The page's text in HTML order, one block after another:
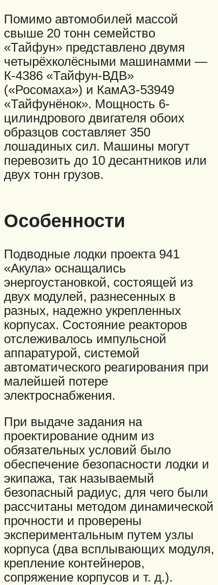
Помимо автомобилей массой
свыше 20 тонн семейство
«Тайфун» представлено двумя
четырёхколёсными машинамми —
К-4386 «Тайфун-ВДВ»
(«Росомаха») и КамАЗ-53949
«Тайфунёнок». Мощность 6-
цилиндрового двигателя обоих
образцов составляет 350
лошадиных сил. Машины могут
перевозить до 10 десантников или
двух тонн грузов.
Особенности
Подводные лодки проекта 941
«Акула» оснащались
энергоустановкой, состоящей из
двух модулей, разнесенных в
разных, надежно укрепленных
корпусах. Состояние реакторов
отслеживалось импульсной
аппаратурой, системой
автоматического реагирования при
малейшей потере
электроснабжения.
При выдаче задания на
проектирование одним из
обязательных условий было
обеспечение безопасности лодки и
экипажа, так называемый
безопасный радиус, для чего были
рассчитаны методом динамической
прочности и проверены
экспериментальным путем узлы
корпуса (два всплывающих модуля,
крепление контейнеров,
сопряжение корпусов и т. д.).